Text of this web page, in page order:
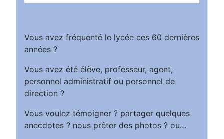
Vous avez fréquenté le lycée ces 60 dernières
années ?
Vous avez été élève, professeur, agent,
personnel administratif ou personnel de
direction ?
Vous voulez témoigner ? partager quelques
anecdotes ? nous prêter des photos ? ou…